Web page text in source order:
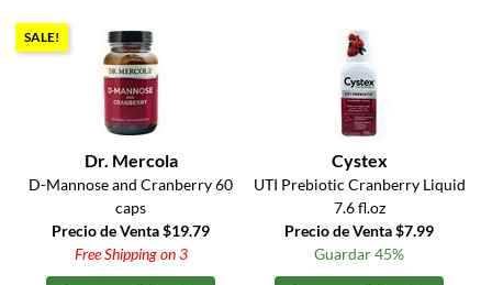
SALE!
Dr. Mercola
D-Mannose and Cranberry 60
caps
Precio de Venta $19.79
Free Shipping on 3
Cystex
UTI Prebiotic Cranberry Liquid
7.6 fl.oz
Precio de Venta $7.99
Guardar 45%